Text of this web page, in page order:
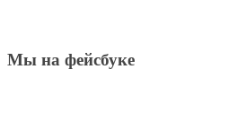
Мы на фейсбуке